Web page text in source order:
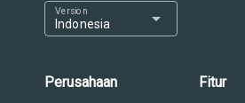
Indonesia
Version arrow_drop_down
Perusahaan Fitur